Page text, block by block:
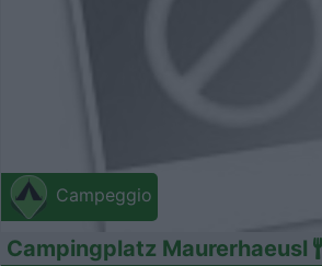
Campeggio
Campingplatz Maurerhaeusl